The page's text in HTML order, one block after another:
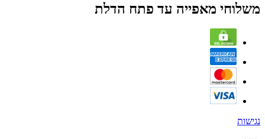
משלוחי מאפייה עד פתח הדלת
נגישות